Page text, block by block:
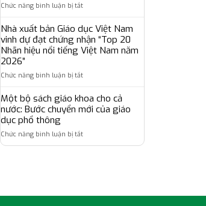
chuẩn
thí
Oxford
đến
học
Việt
thái
dục
số
toàn
người
giáo
viên
trung
Việt
hoàn
thành
chương
huấn,
dưỡng
sử
Chức năng bình luận bị tắtở
xuất
bản
Giáo
dục
Nam
tỏa
văn
tới
vùng
Nhà xuất bản Giáo dục Việt Nam
vinh dự đạt chứng nhận “Top 20
Nhãn hiệu nổi tiếng Việt Nam năm
2026”
Chức năng bình luận bị tắtở
xuất
bản
Việt
Nam
nhận
Một bộ sách giáo khoa cho cả
nước: Bước chuyển mới của giáo
dục phổ thông
Chức năng bình luận bị tắtở
Một
cho